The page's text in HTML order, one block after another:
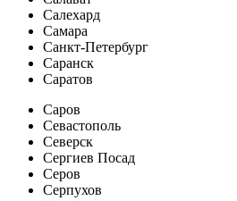
Салехард
Самара
Санкт-Петербург
Саранск
Саратов
Саров
Севастополь
Северск
Сергиев Посад
Серов
Серпухов